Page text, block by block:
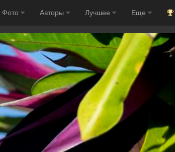
Фото Авторы Лучшее Еще